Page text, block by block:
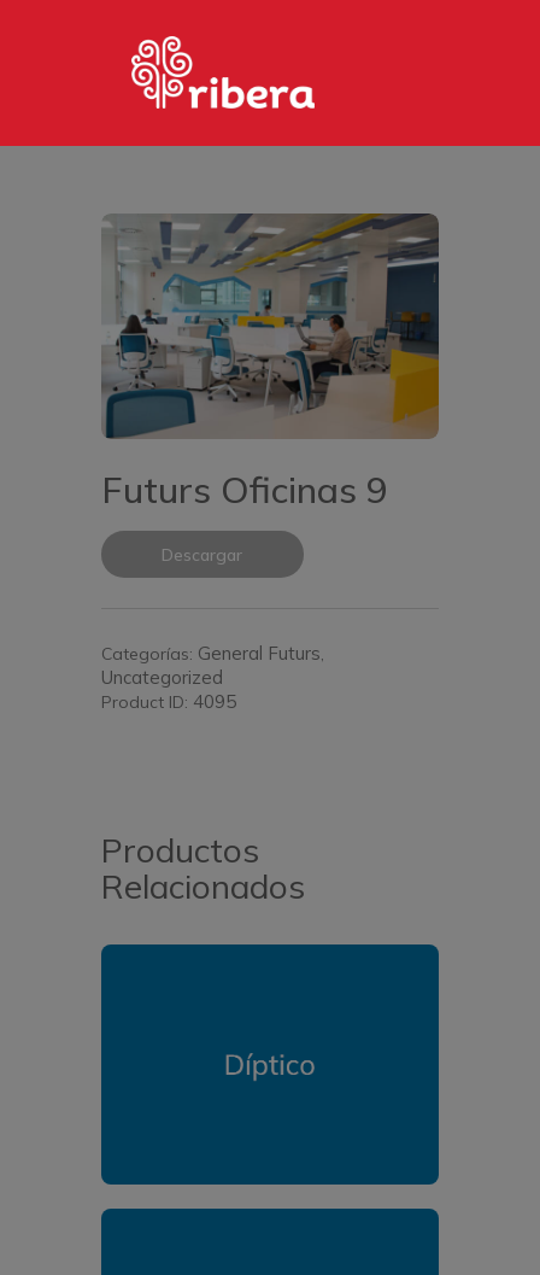
PAGES
MARKETPLACE
CONTACTO
Futurs Oficinas 9
Descargar
Categorías: General Futurs,
Uncategorized
Product ID: 4095
Productos
Relacionados